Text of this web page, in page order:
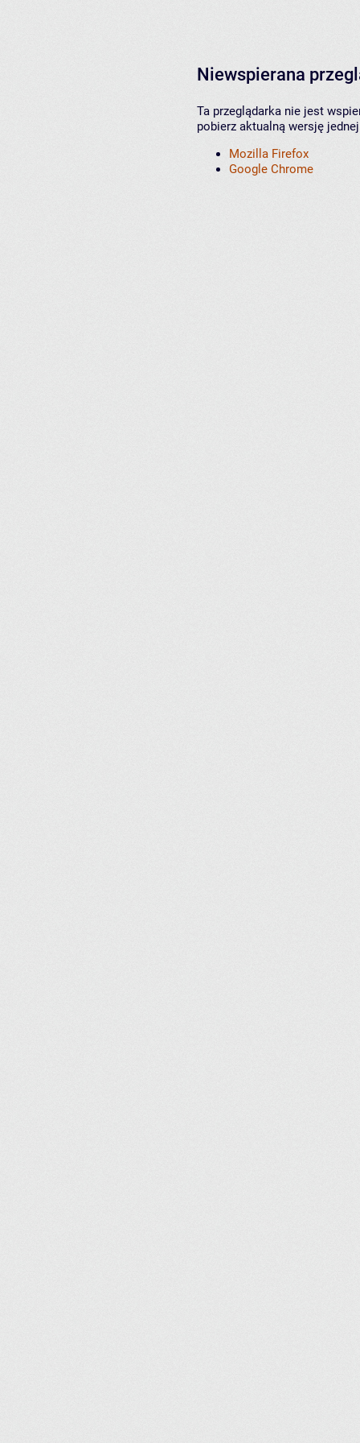
Niewspierana
Ta przeglądarka nie jest
pobierz aktualną wersję
Mozilla Firefox
Google Chrome